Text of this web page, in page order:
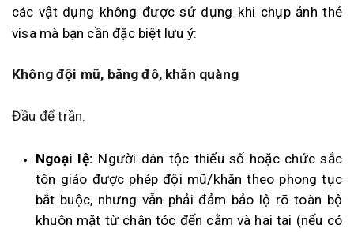
các vật dụng không được sử dụng khi chụp ảnh thẻ
visa mà bạn cần đặc biệt lưu ý:
Không đội mũ, băng đô, khăn quàng
Đầu để trần.
Ngoại lệ: Người dân tộc thiểu số hoặc chức sắc
tôn giáo được phép đội mũ/khăn theo phong tục
bắt buộc, nhưng vẫn phải đảm bảo lộ rõ toàn bộ
khuôn mặt từ chân tóc đến cằm và hai tai (nếu có